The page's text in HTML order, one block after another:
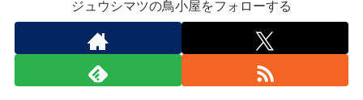
ジュウシマツの鳥小屋をフォローする